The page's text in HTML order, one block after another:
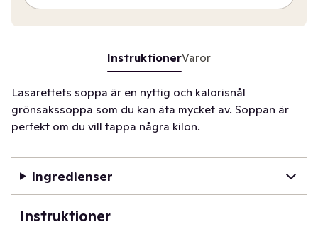
InstruktionerVaror
Lasarettets soppa är en nyttig och kalorisnål
grönsakssoppa som du kan äta mycket av. Soppan är
perfekt om du vill tappa några kilon.
Ingredienser
Instruktioner